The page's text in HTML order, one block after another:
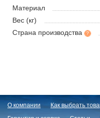
Материал
Вес (кг)
Страна производства
?
О компании Как выбрать